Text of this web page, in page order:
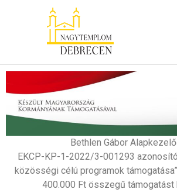
Bethlen Gábor
EKCP-KP-1-2022/3-001293
közösségi célú programok
400.000 Ft összegű